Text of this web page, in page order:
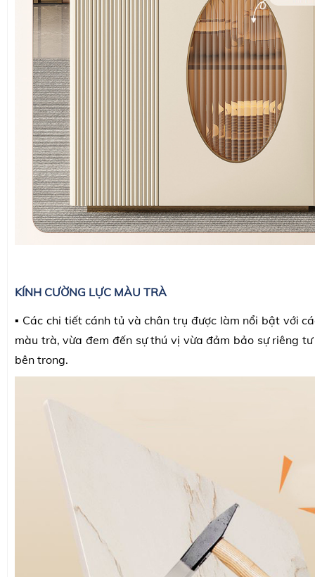
KÍNH CƯỜNG LỰC MÀU TRÀ
▪️ Các chi tiết cánh tủ và chân trụ được làm nổi bật với
màu trà, vừa đem đến sự thú vị vừa đảm bảo sự riêng
bên trong.